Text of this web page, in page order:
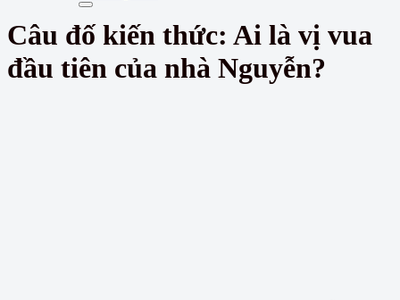
Câu đố kiến thức: Ai là vị vua
đầu tiên của nhà Nguyễn?